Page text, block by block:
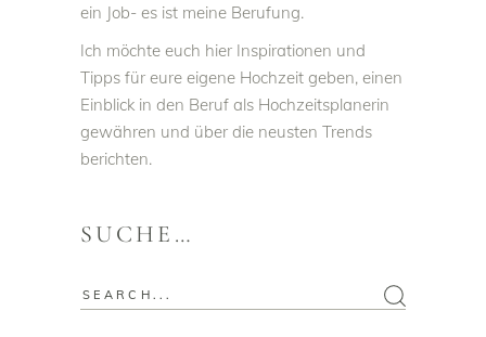
ein Job- es ist meine Berufung.
Ich möchte euch hier Inspirationen und
Tipps für eure eigene Hochzeit geben, einen
Einblick in den Beruf als Hochzeitsplanerin
gewähren und über die neusten Trends
berichten.
SUCHE…
Search